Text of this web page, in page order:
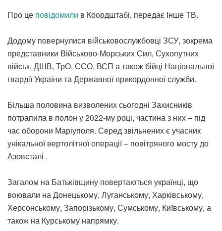
Про це повідомили в Коордштабі, передає Інше ТВ.
Додому повернулися військовослужбовці ЗСУ, зокрема
представники Військово-Морських Сил, Сухопутних
військ, ДШВ, ТрО, ССО, ВСП а також бійці Національної
гвардії України та Державної прикордонної служби.
Більша половина визволених сьогодні Захисників
потрапила в полон у 2022-му році, частина з них – під
час оборони Маріуполя. Серед звільнених є учасник
унікальної вертолітної операції – повітряного мосту до
Азовсталі .
Загалом на Батьківщину повертаються українці, що
воювали на Донецькому, Луганському, Харківському,
Херсонському, Запорізькому, Сумському, Київському, а
також на Курському напрямку.